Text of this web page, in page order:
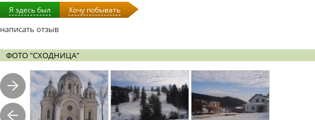
Я здесь был Хочу побывать
написать отзыв
ФОТО "СХОДНИЦА"